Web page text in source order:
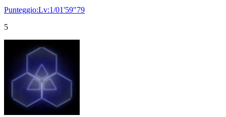
Punteggio:Lv:1/01'59"79
5